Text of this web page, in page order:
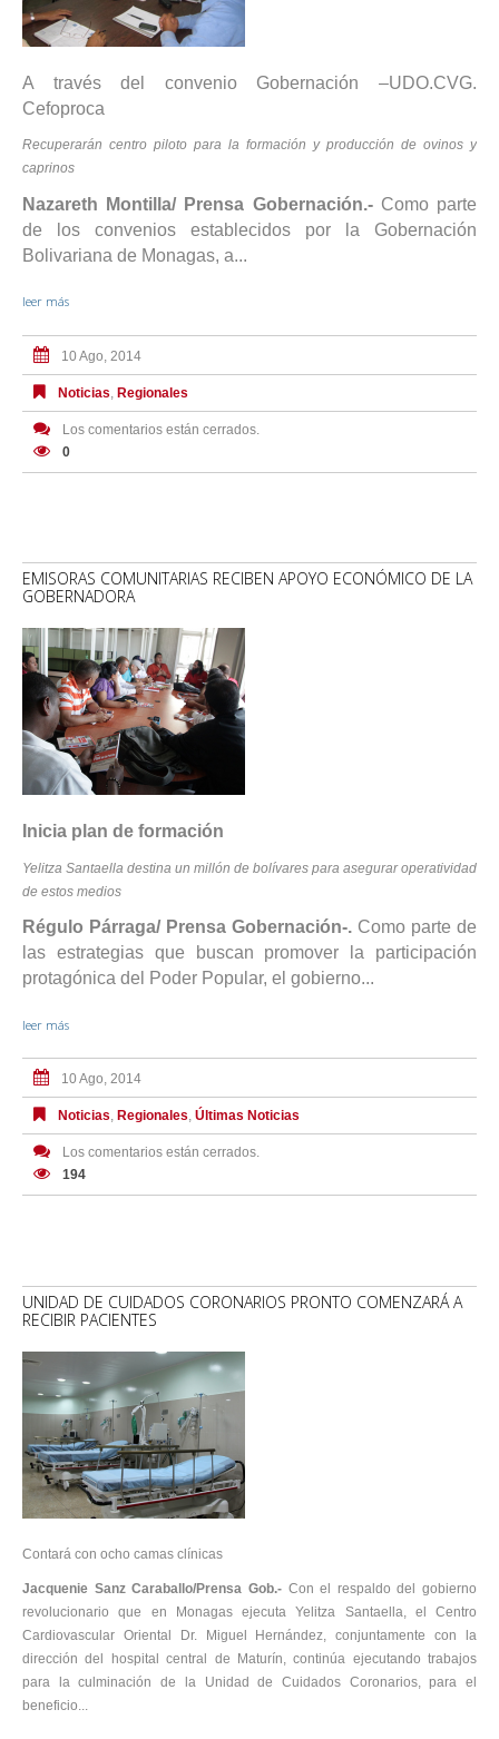
A través del convenio Gobernación –UDO.CVG.
Cefoproca
Recuperarán centro piloto para la formación y producción de ovinos y
caprinos
Nazareth Montilla/ Prensa Gobernación.-Como parte
de los convenios establecidos por la Gobernación
Bolivariana de Monagas, a...
leer más
10 Ago, 2014
Noticias, Regionales
Los comentarios están cerrados.
0
EMISORAS COMUNITARIAS RECIBEN APOYO ECONÓMICO DE LA
GOBERNADORA
Inicia plan de formación
Yelitza Santaella destina un millón de bolívares para asegurar operatividad
de estos medios
Régulo Párraga/ Prensa Gobernación-. Como parte de
las estrategias que buscan promover la participación
protagónica del Poder Popular, el gobierno...
leer más
10 Ago, 2014
Noticias, Regionales, Últimas Noticias
Los comentarios están cerrados.
194
UNIDAD DE CUIDADOS CORONARIOS PRONTO COMENZARÁ A
RECIBIR PACIENTES
Contará con ocho camas clínicas
Jacquenie Sanz Caraballo/Prensa Gob.-Con el respaldo del gobierno
revolucionario que en Monagas ejecuta Yelitza Santaella, el Centro
Cardiovascular Oriental Dr. Miguel Hernández, conjuntamente con la
dirección del hospital central de Maturín, continúa ejecutando trabajos
para la culminación de la Unidad de Cuidados Coronarios, para el
beneficio...